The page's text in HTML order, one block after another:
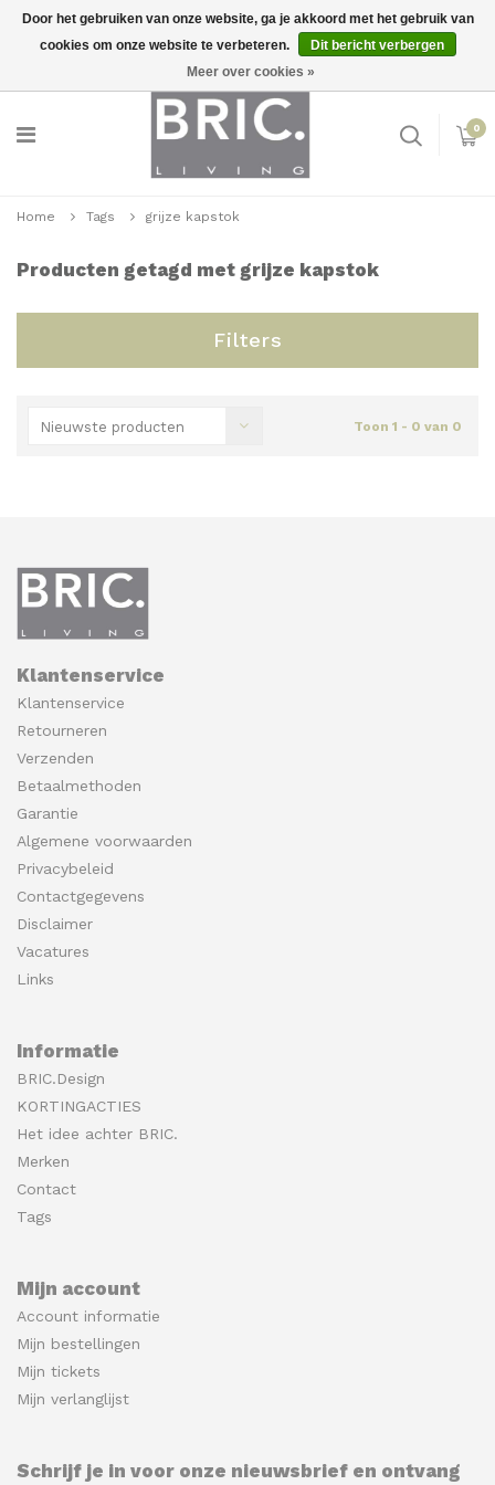
Inloggen
0
Home Tags grijze kapstok
Producten getagd met grijze kapstok
Filters
Nieuwste producten Toon 1 - 0 van 0
Klantenservice
Klantenservice
Retourneren
Verzenden
Betaalmethoden
Garantie
Algemene voorwaarden
Privacybeleid
Contactgegevens
Disclaimer
Vacatures
Links
Informatie
BRIC.Design
KORTINGACTIES
Het idee achter BRIC.
Merken
Contact
Tags
Mijn account
Account informatie
Mijn bestellingen
Mijn tickets
Mijn verlanglijst
Schrijf je in voor onze nieuwsbrief en ontvang
Door het gebruiken van onze website, ga je akkoord met het gebruik van
cookies om onze website te verbeteren.
Dit bericht verbergen
Meer over cookies »